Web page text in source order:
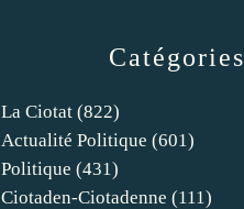
Catégories
La Ciotat (822)
Actualité Politique (601)
Politique (431)
Ciotaden-Ciotadenne (111)